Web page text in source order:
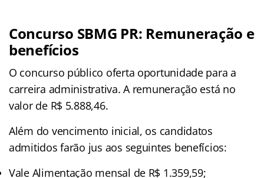
Concurso SBMG PR: Remuneração e
benefícios
O concurso público oferta oportunidade para a
carreira administrativa. A remuneração está no
valor de R$ 5.888,46.
Além do vencimento inicial, os candidatos
admitidos farão jus aos seguintes benefícios:
Vale Alimentação mensal de R$ 1.359,59;